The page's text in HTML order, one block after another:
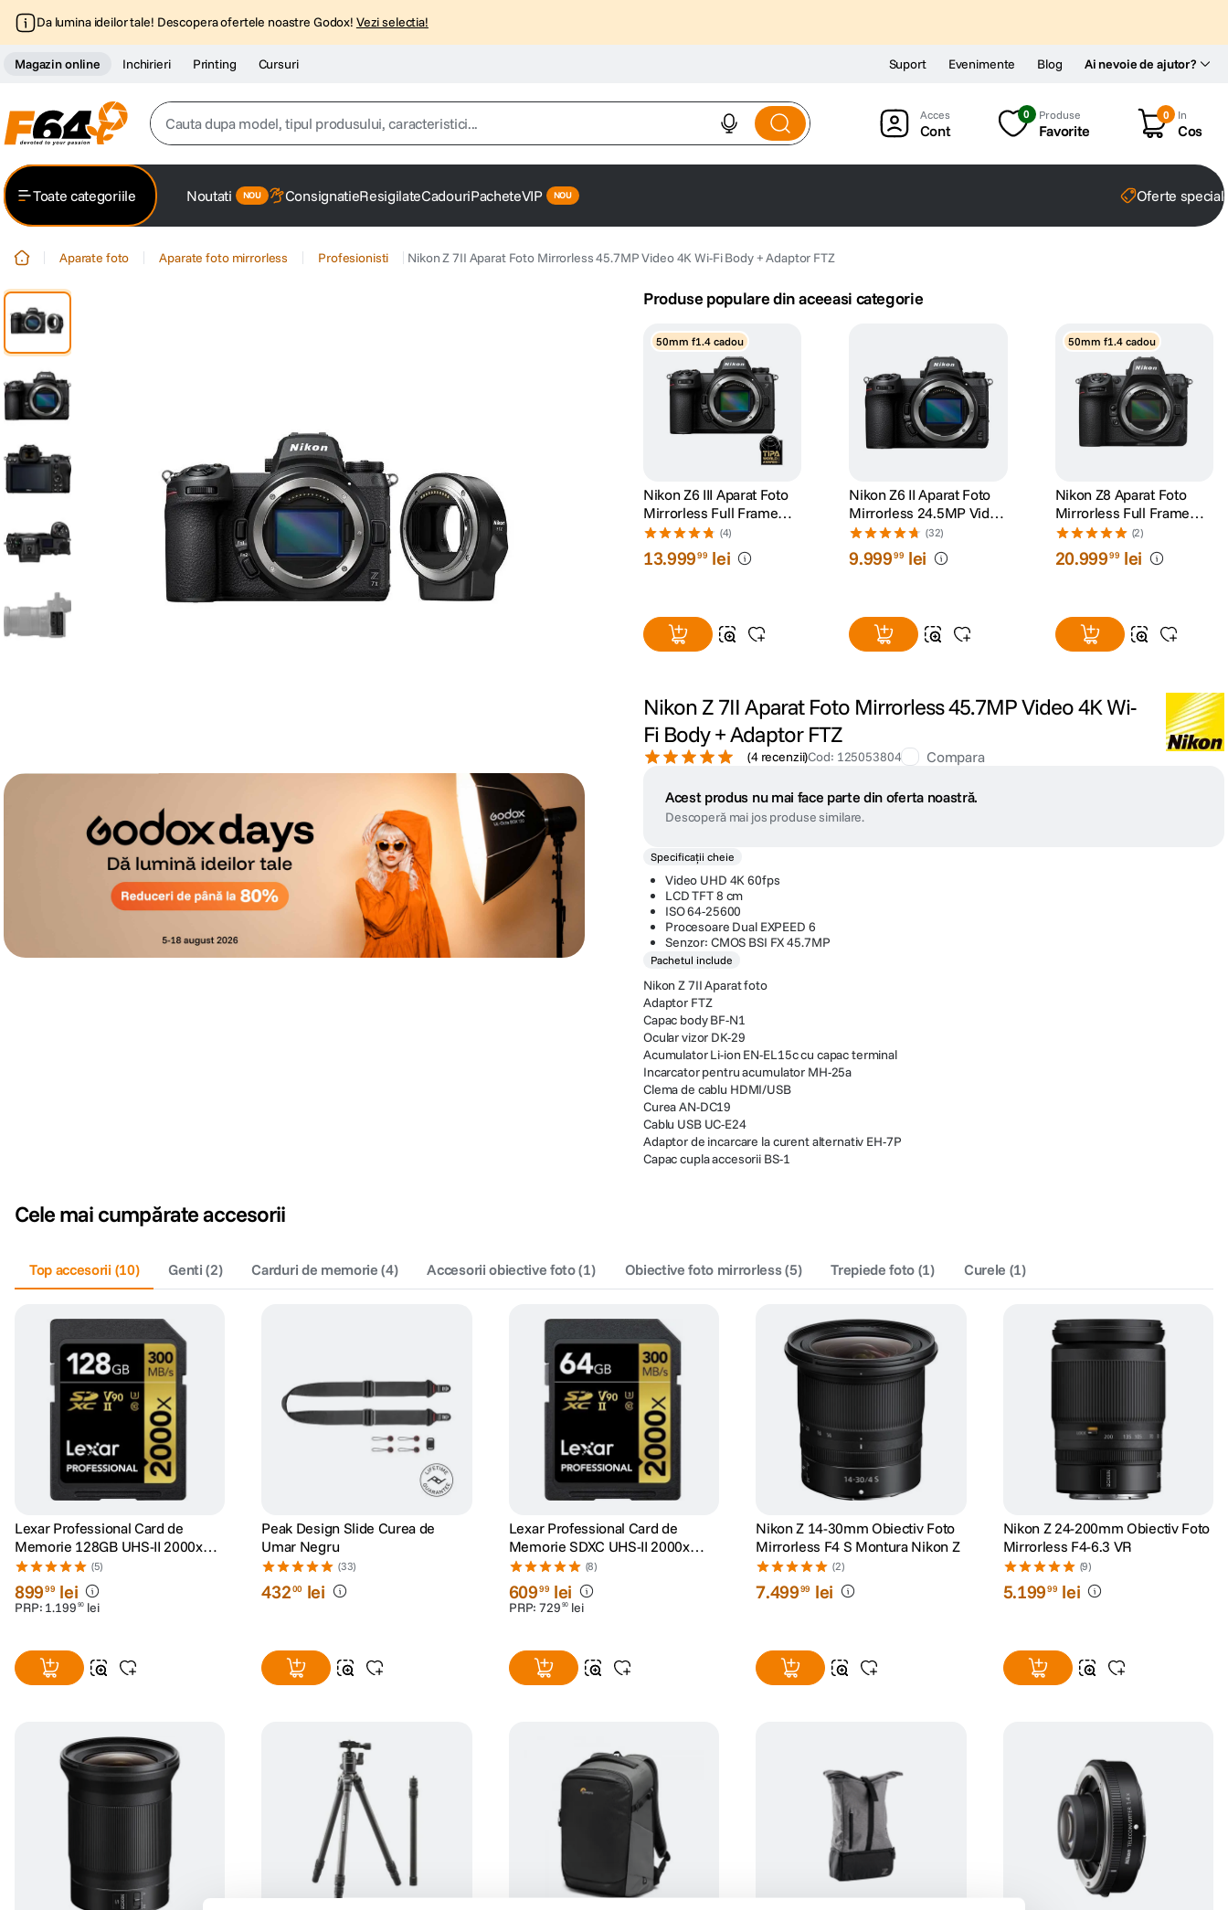
Da lumina ideilor tale! Descopera ofertele noastre Godox! Vezi selectia!
Magazin online Inchirieri Printing Cursuri Ai nevoie de ajutor?
Suport Evenimente Blog
Cauta dupa model, tipul produsului, caracteristici...
2. trepied
7. sony fx
8. card memorie
9. dji mic mini
Cont
0 Produse
Favorite
0 In
Cos
Toate categoriile Noutati ConsignatieResigilateCadouriPacheteVIP Oferte
Aparate foto Aparate foto mirrorless Profesionisti Nikon Z 7II Aparat Foto Mirrorless 45.7MP Video 4K Wi-Fi Body + Adaptor FTZ
Produse populare din aceeasi categorie
50mm f1.4 cadou
Nikon Z6 III Aparat Foto
Mirrorless Full Frame
24.5MP 6K (4)
13.99999 lei
Nikon Z6 II Aparat Foto
Mirrorless 24.5MP Video
4K Wi-Fi Body Negru
(32)
9.99999 lei
50mm f1.4 cadou
Nikon Z8 Aparat Foto
Mirrorless Full Frame
45,7 Mpx Body Negru
(2)
20.99999 lei
Nikon Z 7II Aparat Foto Mirrorless 45.7MP Video 4K Wi-
Fi Body + Adaptor FTZ
(4 recenzii)Cod: 125053804 Compara
Acest produs nu mai face parte din oferta noastră.
Descoperă mai jos produse similare.
Specificații cheie
Video UHD 4K 60fps
LCD TFT 8 cm
ISO 64-25600
Procesoare Dual EXPEED 6
Senzor: CMOS BSI FX 45.7MP
Pachetul include
Nikon Z 7II Aparat foto
Adaptor FTZ
Capac body BF-N1
Ocular vizor DK-29
Acumulator Li-ion EN-EL15c cu capac terminal
Incarcator pentru acumulator MH-25a
Clema de cablu HDMI/USB
Curea AN-DC19
Cablu USB UC-E24
Adaptor de incarcare la curent alternativ EH-7P
Capac cupla accesorii BS-1
Cele mai cumpărate accesorii
Top accesorii (10) Genti (2) Carduri de memorie (4) Accesorii obiective foto(1) Obiective foto mirrorless(5) Trepiede foto (1) Curele (1)
Lexar Professional Card de
Memorie 128GB UHS-II 2000x
V90
(5)
89999 lei
PRP: 1.199 90 lei
Peak Design Slide Curea de
Umar Negru
(33)
43200 lei
Lexar Professional Card de
Memorie SDXC UHS-II 2000x
64GB V90
(8)
60999 lei
PRP:729 90 lei
Nikon Z 14-30mm Obiectiv Foto
Mirrorless F4 S Montura Nikon Z
(2)
7.49999 lei
Nikon Z 24-200mm Obiectiv Foto
Mirrorless F4-6.3 VR
(9)
5.19999 lei